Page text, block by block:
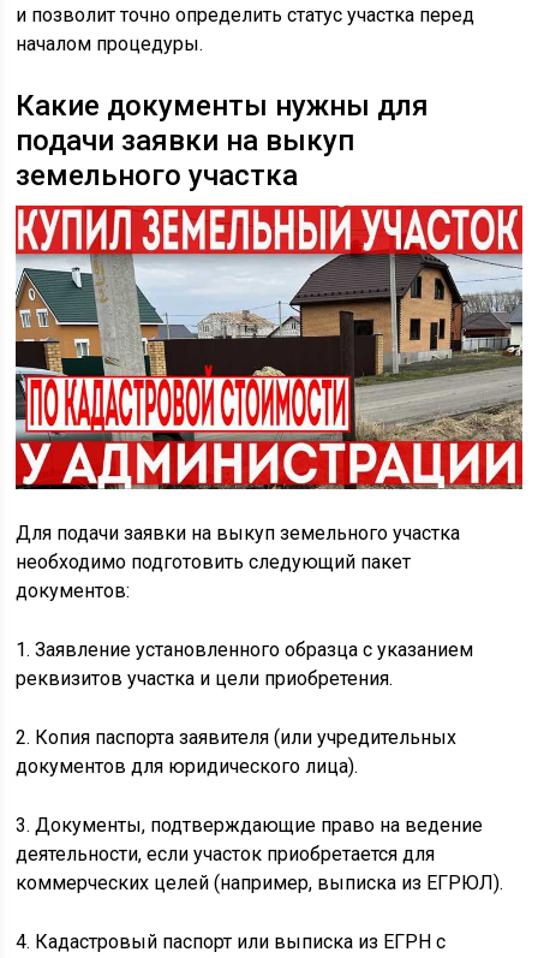
и позволит точно определить статус участка перед
началом процедуры.
Какие документы нужны для
подачи заявки на выкуп
земельного участка
Для подачи заявки на выкуп земельного участка
необходимо подготовить следующий пакет
документов:
1. Заявление установленного образца с указанием
реквизитов участка и цели приобретения.
2. Копия паспорта заявителя (или учредительных
документов для юридического лица).
3. Документы, подтверждающие право на ведение
деятельности, если участок приобретается для
коммерческих целей (например, выписка из ЕГРЮЛ).
4. Кадастровый паспорт или выписка из ЕГРН с